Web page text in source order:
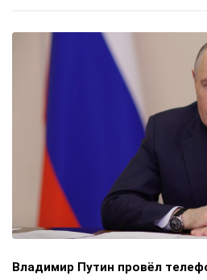
Владимир Путин провёл